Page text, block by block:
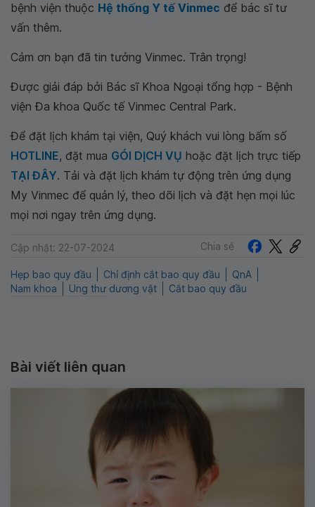
bệnh viện thuộc Hệ thống Y tế Vinmec để bác sĩ tư
vấn thêm.
Cảm ơn bạn đã tin tưởng Vinmec. Trân trọng!
Được giải đáp bởi Bác sĩ Khoa Ngoại tổng hợp - Bệnh
viện Đa khoa Quốc tế Vinmec Central Park.
Để đặt lịch khám tại viện, Quý khách vui lòng bấm số
HOTLINE, đặt mua GÓI DỊCH VỤ hoặc đặt lịch trực tiếp
TẠI ĐÂY. Tải và đặt lịch khám tự động trên ứng dụng
My Vinmec để quản lý, theo dõi lịch và đặt hẹn mọi lúc
mọi nơi ngay trên ứng dụng.
Cập nhật: 22-07-2024 Chia sẻ
Hẹp bao quy đầu Chỉ định cắt bao quy đầu
QnA
Nam khoa
Ung thư dương vật Cắt bao quy đầu
Bài viết liên quan